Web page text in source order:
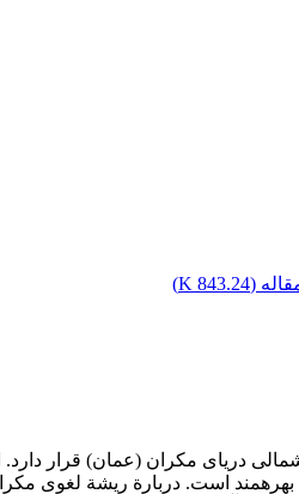
(
843.24 K
)
دریای مکران (عمان) قرار دارد.
بهرهمند است. دربارة ریشة لغوی